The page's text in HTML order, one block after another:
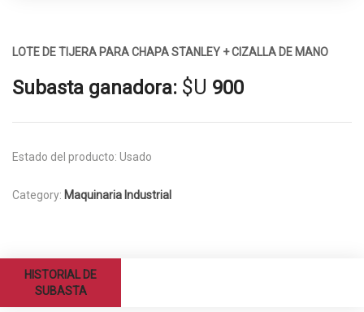
LOTE DE TIJERA PARA CHAPA STANLEY + CIZALLA DE MANO
Subasta ganadora: $U 900
Estado del producto: Usado
Category: Maquinaria Industrial
HISTORIAL DE
SUBASTA